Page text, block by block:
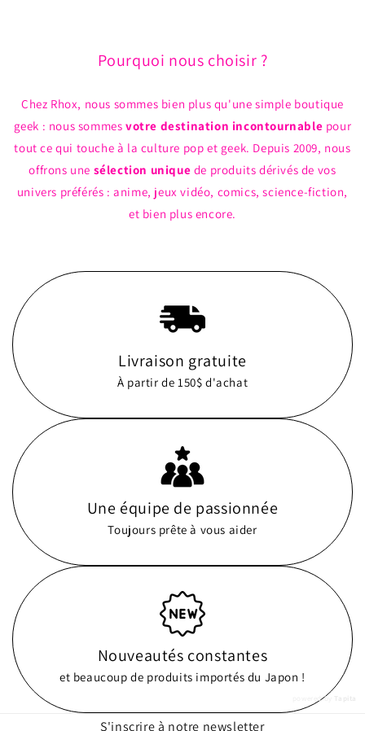
Pourquoi nous choisir ?
Chez Rhox, nous sommes bien plus qu'une simple boutique
geek : nous sommesvotre destination incontournable pour
tout ce qui touche à la culture pop et geek. Depuis 2009, nous
offrons une sélection unique de produits dérivés de vos
univers préférés : anime, jeux vidéo, comics, science-fiction,
et bien plus encore.
Livraison gratuite
À partir de 150$ d'achat
Une équipe de passionnée
Toujours prête à vous aider
Nouveautés constantes
et beaucoup de produits importés du Japon !
powered by
S'inscrire à notre newsletter